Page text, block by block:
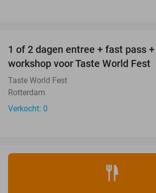
TODAY
1 of 2 dagen entree + fast pass
workshop voor Taste World Fest
Taste World Fest
Rotterdam
Verkocht: 0